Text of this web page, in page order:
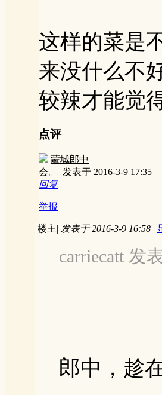
这样的菜是
来没什么不
较辣才能觉
点评
蒙城郎中
会。 发表于 2016-3-9 17:35
回复
举报
楼主| 发表于 2016-3-9 16:58 |
carriecatt 发
郎中，趁